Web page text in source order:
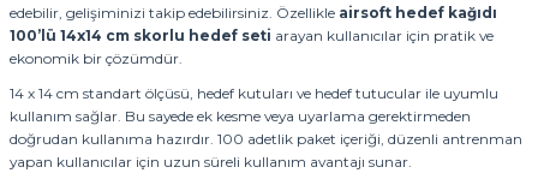
edebilir, gelişiminizi takip edebilirsiniz. Özellikle airsoft hedef kağıdı
100’lü 14x14 cm skorlu hedef seti arayan kullanıcılar için pratik ve
ekonomik bir çözümdür.
14 x 14 cm standart ölçüsü, hedef kutuları ve hedef tutucular ile uyumlu
kullanım sağlar. Bu sayede ek kesme veya uyarlama gerektirmeden
doğrudan kullanıma hazırdır. 100 adetlik paket içeriği, düzenli antrenman
yapan kullanıcılar için uzun süreli kullanım avantajı sunar.